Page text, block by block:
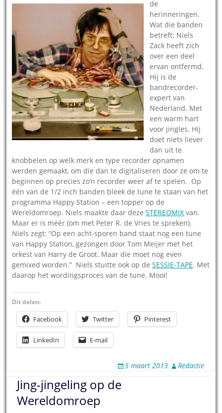
de
herinneringen.
Wat die banden
betreft: Niels
Zack heeft zich
over een deel
ervan ontfermd.
Hij is de
bandrecorder-
expert van
Nederland. Met
een warm hart
voor jingles. Hij
doet niets liever
dan uit te
knobbelen op welk merk en type recorder opnamen
werden gemaakt, om die dan te digitaliseren door ze om te
beginnen op precies zo’n recorder weer af te spelen. Op
één van de 1/2 inch banden bleek de tune te staan van het
programma Happy Station – een topper op de
Wereldomroep. Niels maakte daar dezeSTEREOMIX van.
Maar er is méér (om met Peter R. de Vries te spreken).
Niels zegt: “Op een acht-sporen band staat nog een tune
van Happy Station, gezongen door Tom Meijer met het
orkest van Harry de Groot. Maar die moet nog even
gemixed worden.” Niels stuitte ook op deSESSIE-TAPE. Met
daarop het wordingsproces van de tune. Mooi!
Dit delen:
Facebook Twitter Pinterest
LinkedIn E-mail
5 maart 2013 Redactie
Jing-jingeling op de
Wereldomroep